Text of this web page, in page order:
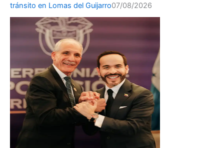
tránsito en Lomas del Guijarro07/08/2026